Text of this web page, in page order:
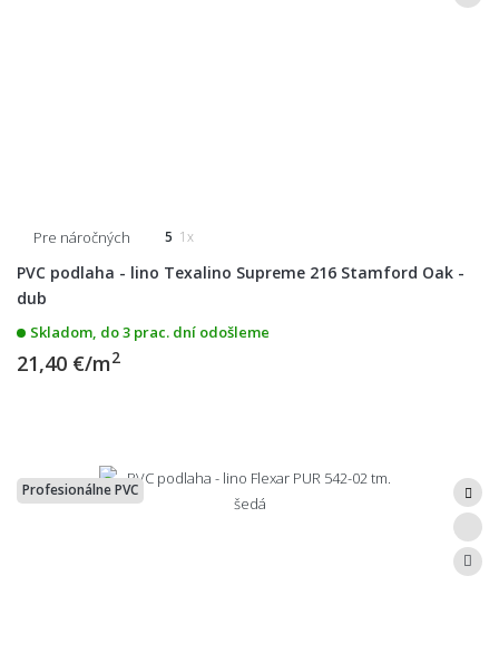
Pre náročných 5 1x
PVC podlaha - lino Texalino Supreme 216 Stamford Oak -
dub
Skladom, do 3 prac. dní odošleme
21,40 €/m2
Profesionálne PVC